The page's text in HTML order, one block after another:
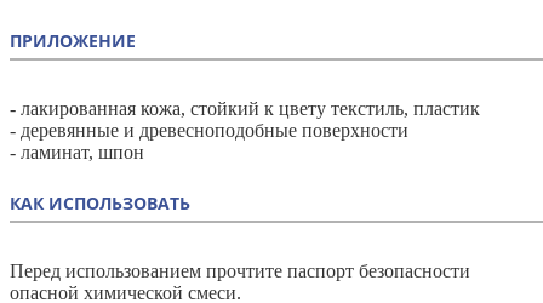
ПРИЛОЖЕНИЕ
- лакированная кожа, стойкий к цвету текстиль, пластик
- деревянные и древесноподобные поверхности
- ламинат, шпон
КАК ИСПОЛЬЗОВАТЬ
Перед использованием прочтите паспорт безопасности
опасной химической смеси.